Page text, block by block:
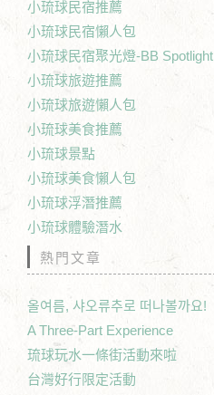
小琉球民宿推薦
小琉球民宿懶人包
小琉球民宿聚光燈-BB Spotlight
小琉球旅遊推薦
小琉球旅遊懶人包
小琉球美食推薦
小琉球景點
小琉球美食懶人包
小琉球浮潛推薦
小琉球體驗潛水
熱門文章
올여름, 샤오류추로 떠나볼까요!
A Three-Part Experience
琉球玩水一條街活動來啦
台灣好行限定活動